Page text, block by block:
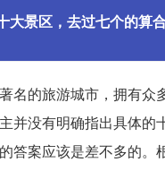
大景区，去过七个的算
名的旅游城市，拥有众
并没有明确指出具体的
答案应该是差不多的。